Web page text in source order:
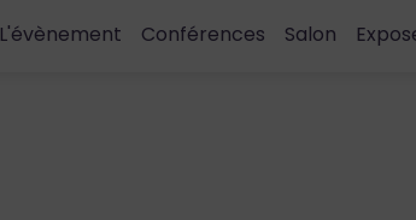
L'évènement Conférences Salon